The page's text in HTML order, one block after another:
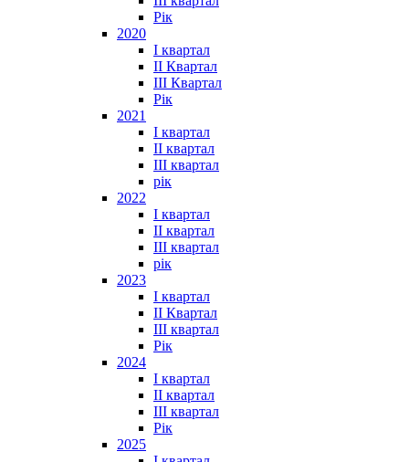
Рік
2020
I квартал
II Квартал
III Квартал
Рік
2021
I квартал
II квартал
III квартал
рік
2022
I квартал
II квартал
ІІІ квартал
рік
2023
І квартал
ІІ Квартал
III квартал
Рік
2024
I квартал
II квартал
III квартал
Рік
2025